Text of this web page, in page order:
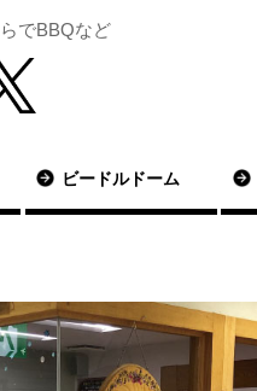
でBBQなど
ビードルドーム